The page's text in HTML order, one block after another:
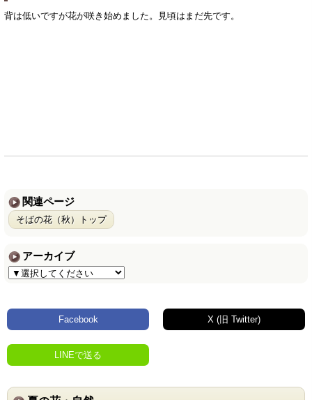
背は低いですが花が咲き始めました。見頃はまだ先です。
関連ページ
そばの花（秋）トップ
アーカイブ
Facebook X (旧 Twitter)
LINEで送る